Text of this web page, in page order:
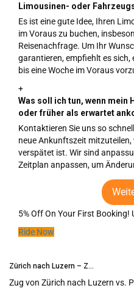
Limousinen- oder
Es ist eine gute Idee, Ihren
im Voraus zu buchen,
Reisenachfrage. Um Ihr
garantieren, empfiehlt es sich,
bis eine Woche im Voraus
+
Was soll ich tun, wenn
oder früher als erwartet
Kontaktieren Sie uns so
neue Ankunftszeit
verspätet ist. Wir sind
Zeitplan anpassen, um
5% Off On Your First Booking!
Ride Now
– Z...
nach Luzern vs. Privattransfer